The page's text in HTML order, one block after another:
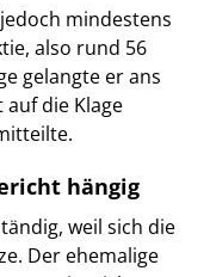
mindestens
also rund 56
gelangte er ans
die Klage
hängig
weil sich die
Der ehemalige